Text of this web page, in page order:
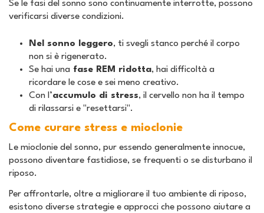
Se le fasi del sonno sono continuamente interrotte, possono
verificarsi diverse condizioni.
Nel sonno leggero, ti svegli stanco perché il corpo
non si è rigenerato.
Se hai una fase REM ridotta, hai difficoltà a
ricordare le cose e sei meno creativo.
Con l’accumulo di stress, il cervello non ha il tempo
di rilassarsi e "resettarsi".
Come curare stress e mioclonie
Le mioclonie del sonno, pur essendo generalmente innocue,
possono diventare fastidiose, se frequenti o se disturbano il
riposo.
Per affrontarle, oltre a migliorare il tuo ambiente di riposo,
esistono diverse strategie e approcci che possono aiutare a